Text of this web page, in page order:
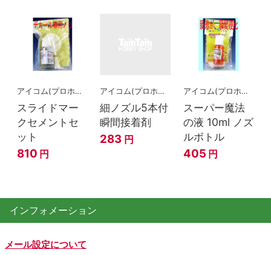
アイコム(プロホビー)
スライドマー
クセメントセ
ット
810 円
アイコム(プロホビー)
細ノズル5本付
瞬間接着剤
283 円
アイコム(プロホビー)
スーパー魔法
の液 10ml ノズ
ルボトル
405 円
インフォメーション
メール設定について